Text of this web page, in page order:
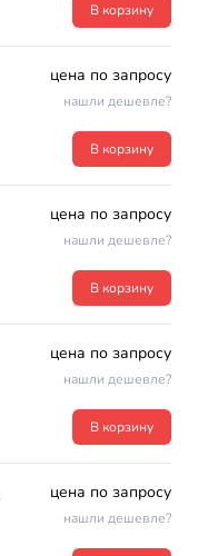
В корзину
цена по запросу
нашли дешевле?
В корзину
цена по запросу
нашли дешевле?
В корзину
цена по запросу
нашли дешевле?
В корзину
цена по запросу
нашли дешевле?